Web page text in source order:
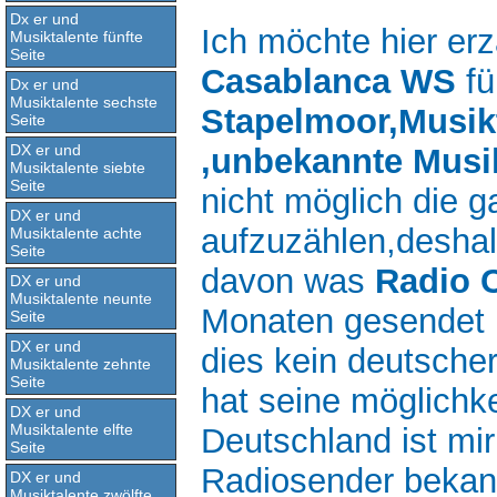
Dx er und
Musiktalente fünfte
Seite
Dx er und
Musiktalente sechste
Seite
DX er und
Musiktalente siebte
Seite
DX er und
Musiktalente achte
Seite
DX er und
Musiktalente neunte
Seite
DX er und
Musiktalente zehnte
Seite
DX er und
Musiktalente elfte
Seite
DX er und
Ich möchte hier
Casablanca WS
,unbekannte
nicht möglich die
davon was Radio
Monaten
dies kein
hat seine
Deutschland ist
Radiosender